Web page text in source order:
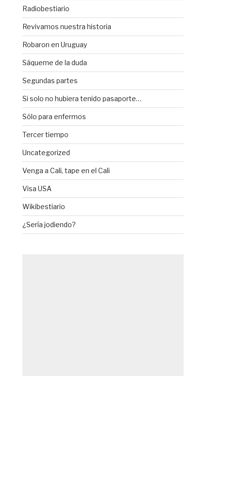
Radiobestiario
Revivamos nuestra historia
Robaron en Uruguay
Sáqueme de la duda
Segundas partes
Si solo no hubiera tenido pasaporte…
Sólo para enfermos
Tercer tiempo
Uncategorized
Venga a Cali, tape en el Cali
Visa USA
Wikibestiario
¿Sería jodiendo?